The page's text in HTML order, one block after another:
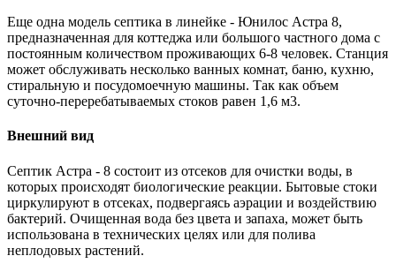
Еще одна модель септика в линейке - Юнилос Астра 8,
предназначенная для коттеджа или большого частного дома с
постоянным количеством проживающих 6-8 человек. Станция
может обслуживать несколько ванных комнат, баню, кухню,
стиральную и посудомоечную машины. Так как объем
суточно-переребатываемых стоков равен 1,6 м3.
Внешний вид
Септик Астра - 8 состоит из отсеков для очистки воды, в
которых происходят биологические реакции. Бытовые стоки
циркулируют в отсеках, подвергаясь аэрации и воздействию
бактерий. Очищенная вода без цвета и запаха, может быть
использована в технических целях или для полива
неплодовых растений.